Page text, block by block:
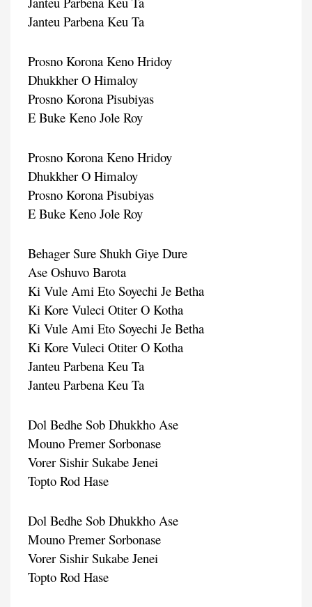
Janteu Parbena Keu Ta
Prosno Korona Keno Hridoy
Dhukkher O Himaloy
Prosno Korona Pisubiyas
E Buke Keno Jole Roy
Prosno Korona Keno Hridoy
Dhukkher O Himaloy
Prosno Korona Pisubiyas
E Buke Keno Jole Roy
Behager Sure Shukh Giye Dure
Ase Oshuvo Barota
Ki Vule Ami Eto Soyechi Je Betha
Ki Kore Vuleci Otiter O Kotha
Ki Vule Ami Eto Soyechi Je Betha
Ki Kore Vuleci Otiter O Kotha
Janteu Parbena Keu Ta
Janteu Parbena Keu Ta
Dol Bedhe Sob Dhukkho Ase
Mouno Premer Sorbonase
Vorer Sishir Sukabe Jenei
Topto Rod Hase
Dol Bedhe Sob Dhukkho Ase
Mouno Premer Sorbonase
Vorer Sishir Sukabe Jenei
Topto Rod Hase